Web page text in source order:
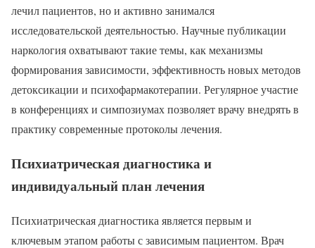
лечил пациентов, но и активно занимался
исследовательской деятельностью. Научные публикации
наркология охватывают такие темы, как механизмы
формирования зависимости, эффективность новых методов
детоксикации и психофармакотерапии. Регулярное участие
в конференциях и симпозиумах позволяет врачу внедрять в
практику современные протоколы лечения.
Психиатрическая диагностика и
индивидуальный план лечения
Психиатрическая диагностика является первым и
ключевым этапом работы с зависимым пациентом. Врач